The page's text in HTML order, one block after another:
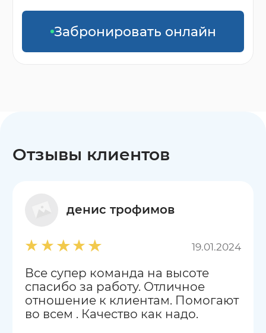
Забронировать онлайн
Отзывы клиентов
денис трофимов
19.01.2024
Все супер команда на высоте
спасибо за работу. Отличное
отношение к клиентам. Помогают
во всем . Качество как надо.